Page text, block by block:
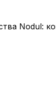
Nodul: